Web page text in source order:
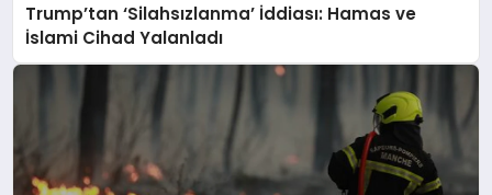
Trump’tan ‘Silahsızlanma’ İddiası: Hamas ve
İslami Cihad Yalanladı